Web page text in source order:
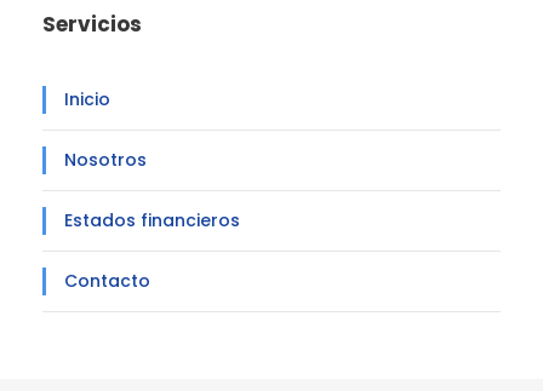
Servicios
Inicio
Nosotros
Estados financieros
Contacto